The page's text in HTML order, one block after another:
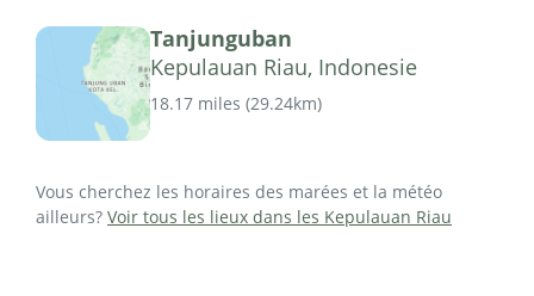
Tanjunguban
Kepulauan Riau, Indonesie
18.17 miles (29.24km)
Vous cherchez les horaires des marées et la météo
ailleurs? Voir tous les lieux dans les Kepulauan Riau